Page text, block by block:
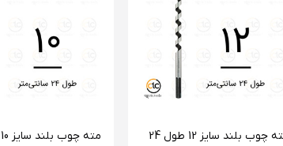
مته چوب بلند سایز 12 طول 24